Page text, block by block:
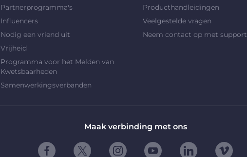
Partnerprogramma's
Influencers
Nodig een vriend uit
Vrijheid
Programma voor het Melden van
Kwetsbaarheden
Samenwerkingsverbanden
Producthandleidingen
Veelgestelde vragen
Neem contact op met support
Maak verbinding met ons